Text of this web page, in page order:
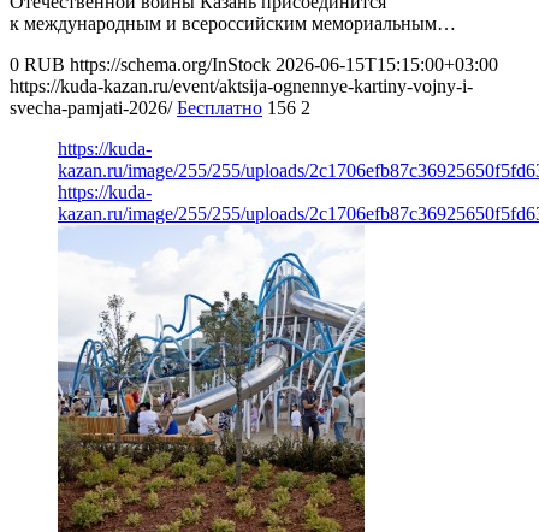
к международным и всероссийским мемориальным…
0 RUB https://schema.org/InStock 2026-06-15T15:15:00+03:00
https://kuda-kazan.ru/event/aktsija-ognennye-kartiny-vojny-i-
svecha-pamjati-2026/ Бесплатно 156 2
https://kuda-
kazan.ru/image/255/255/uploads/
https://kuda-
kazan.ru/image/255/255/uploads/